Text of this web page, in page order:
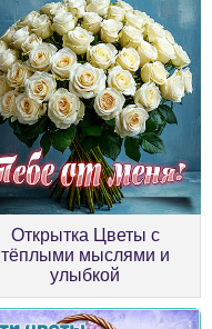
Открытка Цветы с
тёплыми мыслями и
улыбкой